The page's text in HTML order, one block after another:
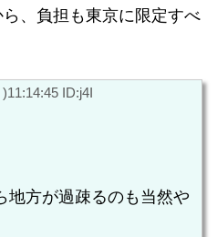
、負担も東京に限定すべ
ID:j4I
地方が過疎るのも当然や